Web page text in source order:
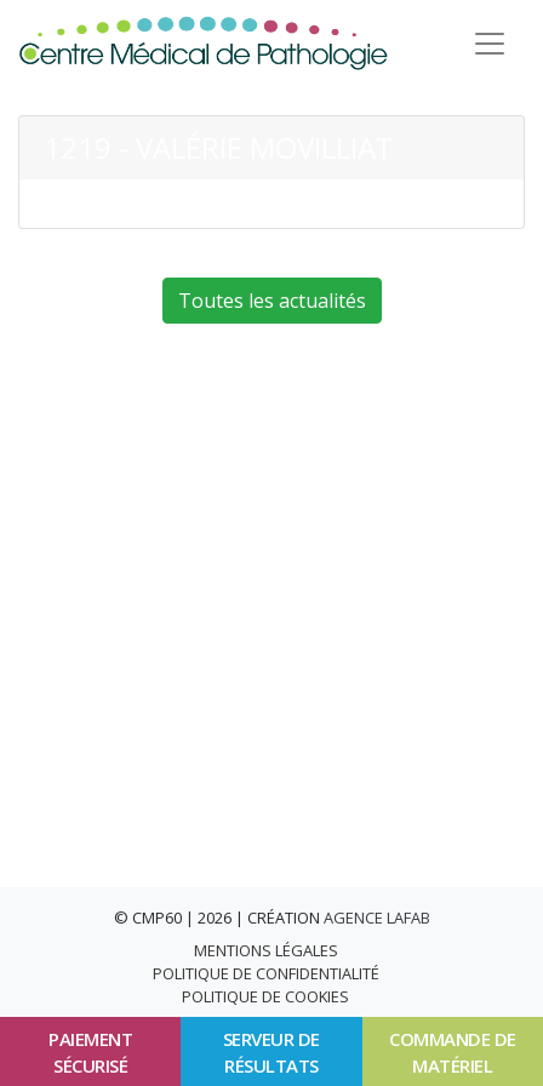
PAIEMENT
SÉCURISÉ
SERVEUR DE
RÉSULTATS
COMMANDE DE
MATÉRIEL
Toutes les actualités
© CMP60 | 2026 | CRÉATION AGENCE LAFAB
MENTIONS LÉGALES
POLITIQUE DE CONFIDENTIALITÉ
POLITIQUE DE COOKIES